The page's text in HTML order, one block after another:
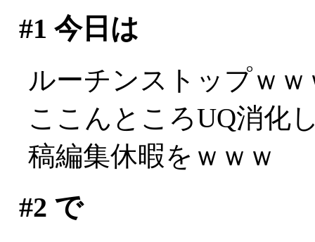
#1 今日は
ルーチンストップｗｗ
ここんところUQ消化
稿編集休暇をｗｗｗ
#2 で